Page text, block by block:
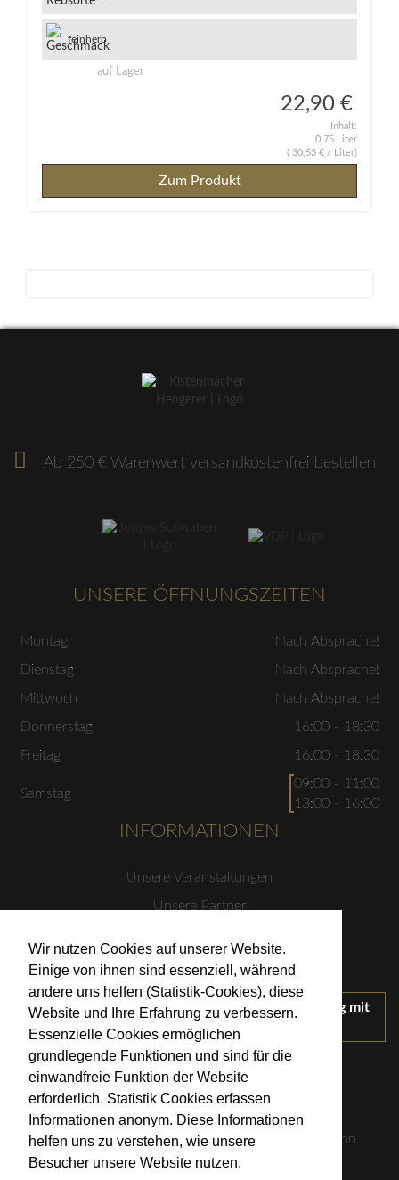
Wir nutzen Cookies auf unserer Website.
Einige von ihnen sind essenziell, während
andere uns helfen (Statistik-Cookies), diese
Website und Ihre Erfahrung zu verbessern.
Essenzielle Cookies ermöglichen
grundlegende Funktionen und sind für die
einwandfreie Funktion der Website
erforderlich. Statistik Cookies erfassen
Informationen anonym. Diese Informationen
helfen uns zu verstehen, wie unsere
Besucher unsere Website nutzen.
feinherb
auf Lager
22,90 €
Inhalt:
0,75 Liter
( 30,53 € / Liter)
Zum Produkt
Ab 250 € Warenwert versandkostenfrei bestellen
UNSERE ÖFFNUNGSZEITEN
Montag
Nach Absprache!
Dienstag
Nach Absprache!
Mittwoch
Nach Absprache!
Donnerstag
16:00 - 18:30
Freitag
16:00 - 18:30
Samstag
09:00 - 11:00
13:00 - 16:00
INFORMATIONEN
Unsere Veranstaltungen
Unsere Partner
Impressum
Wir treten für einen verantwortungsvollen Umgang mit
Alkohol ein.
KONTAKT
Weingut Kistenmacher & Hengerer
Eugen-Nägele-Straße 23-25, 74074 Heilbronn
info@kistenmacher-hengerer.de